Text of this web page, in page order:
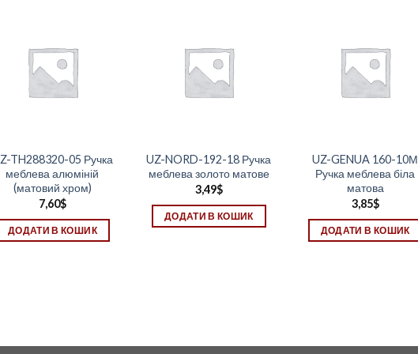
TH288320-05 Ручка
меблева алюміній
(матовий хром)
7,60$
ДОДАТИ В КОШИК
UZ-NORD-192-18 Ручка
меблева золото матове
3,49$
ДОДАТИ В КОШИК
UZ-GENUA 160-10М
Ручка меблева біла
матова
3,85$
ДОДАТИ В КОШИК